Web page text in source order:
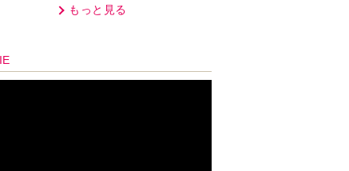
とは…
もっと見る